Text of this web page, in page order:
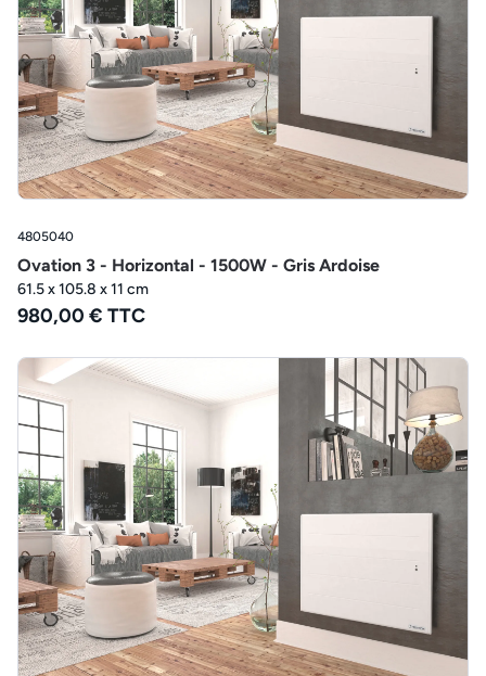
4805040
Ovation 3 - Horizontal - 1500W - Gris Ardoise
61.5 x 105.8 x 11 cm
980,00 € TTC